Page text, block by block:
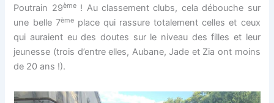
Poutrain 29ème! Au classement clubs, cela débouche sur
une belle 7èmeplace qui rassure totalement celles et ceux
qui auraient eu des doutes sur le niveau des filles et leur
jeunesse (trois d’entre elles, Aubane, Jade et Zia ont moins
de 20 ans !).